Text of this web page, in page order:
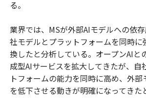
る。
業界では、MSが外部AIモデルへの依
社モデルとプラットフォームを同時に
換したと分析している。オープンAIと
成型AIサービスを拡大してきたが、自
トフォームの能力を同時に高め、外
を低下させる動きが明確になってきた